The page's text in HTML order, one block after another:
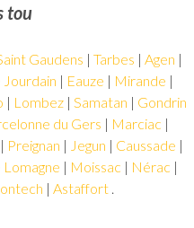
le Gers,
Gaudens |Tarbes |Agen |
Jourdain | Eauze | Mirande |
| Lombez |Samatan | Gondrin
du Gers | Marciac |
| Preignan | Jegun | Caussade |
| Moissac | Nérac |
|Astaffort .